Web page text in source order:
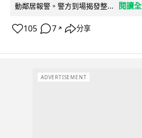
動鄰居報警。警方到場揭發整...
閱讀
105 7 ↗ 分享
ADVERTISEMENT